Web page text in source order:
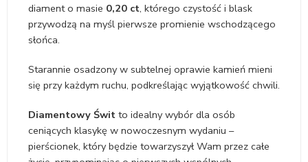
diament o masie 0,20 ct, którego czystość i blask
przywodzą na myśl pierwsze promienie wschodzącego
słońca.
Starannie osadzony w subtelnej oprawie kamień mieni
się przy każdym ruchu, podkreślając wyjątkowość chwili.
Diamentowy Świt to idealny wybór dla osób
ceniących klasykę w nowoczesnym wydaniu –
pierścionek, który będzie towarzyszył Wam przez całe